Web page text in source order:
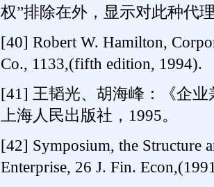
权”排除在外，显示对此种代
[40] Robert W. Hamilton,
Co., 1133,(fifth edition, 1994).
[41] 王韬光、胡海峰：《企
上海人民出版社，1995。
[42] Symposium, the Structure
Enterprise, 26 J. Fin.